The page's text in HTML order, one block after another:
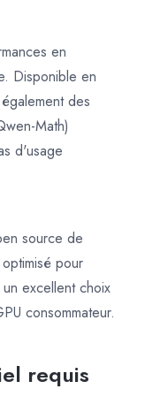
en
Disponible en
des
Math)
d'usage
source de
pour
excellent choix
consommateur.
requis